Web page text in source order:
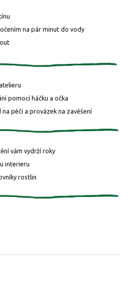
na pár minut do vody
pomocí háčku a očka
péči a provázek na zavěšení
vám vydrží roky
interieru
rostlin